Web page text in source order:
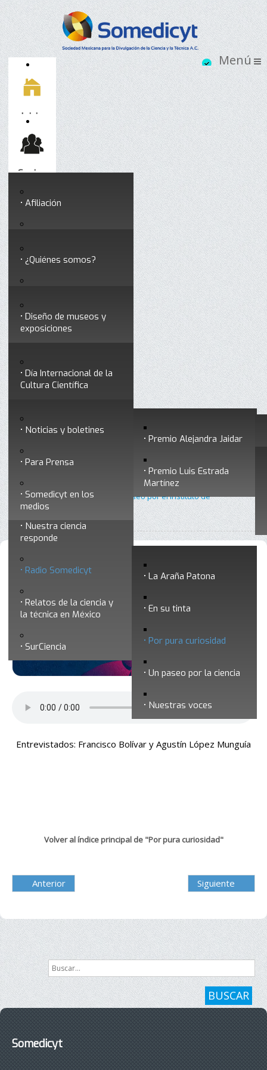
Inicio
Socios
Afiliación
Testimonios
Socios vigentes
Somedicyt
¿Quiénes somos?
Consejo Directivo
profesionales
Premios a divulgadores Premio Alejandra Jaidar
Premio Luis Estrada
Martínez
Servicios
Diseño de museos y
exposiciones
formar divulgadores
Día Internacional de la
Cultura Científica
Ciencia y Tecnología
Nuestra ciencia
responde
Radio Somedicyt La Araña Patona
En su tinta
Por pura curiosidad
Un paseo por la ciencia
Nuestras voces
Relatos de la ciencia y
la técnica en México
SurCiencia
Noticias y boletines
Para Prensa
Somedicyt en los
medios
Contacto
Radio Somedicyt •
Por pura curiosidad
Por pura curiosidad 3 - Un paseo por el Instituto de
Biotecnología de la UNAM
Por pura curiosidad 3 - Un paseo por el
Instituto de Biotecnología de la UNAM
Entrevistados: Francisco Bolívar y Agustín López Munguía
Volver al índice principal de "Por pura curiosidad"
Anterior Siguiente
Buscar...
BUSCAR
Somedicyt